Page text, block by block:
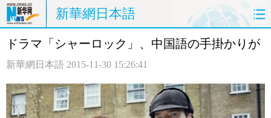
新華網日本語
ホームページ 政治 経済
観光 評論 写真
ドラマ「シャーロック」、中国語の手掛かりが
新華網日本語 2015-11-30 15:26:41